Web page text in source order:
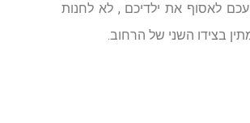
לאסוף את ילדיכם , לא לחנות
בצידו השני של הרחוב.